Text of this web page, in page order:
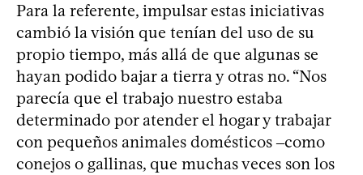
Para la referente, impulsar estas iniciativas
cambió la visión que tenían del uso de su
propio tiempo, más allá de que algunas se
hayan podido bajar a tierra y otras no. “Nos
parecía que el trabajo nuestro estaba
determinado por atender el hogar y trabajar
con pequeños animales domésticos ‒como
conejos o gallinas, que muchas veces son los